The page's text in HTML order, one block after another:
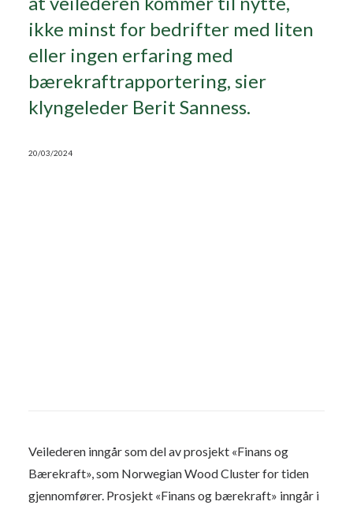
ikke minst for bedrifter med liten
eller ingen erfaring med
bærekraftrapportering, sier
klyngeleder Berit Sanness.
20/03/2024
Veilederen inngår som del av prosjekt «Finans og
Bærekraft», som Norwegian Wood Cluster for tiden
gjennomfører. Prosjekt «Finans og bærekraft» inngår i